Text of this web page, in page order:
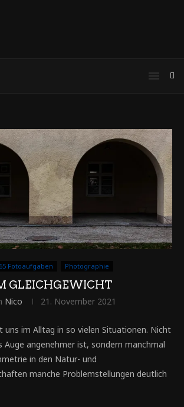
Fotoaufgaben Photographie
GLEICHGEWICHT
Nico 21. November 2021
uns im Alltag in so vielen Situationen. Nicht
Auge angenehmer ist, sondern manchmal
in den Natur- und
manche Problemstellungen deutlich